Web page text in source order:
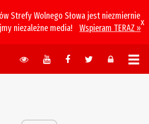
Strefy Wolnego Słowa jest niezmiernie
niezależne media!
Wspieram TERAZ »
x